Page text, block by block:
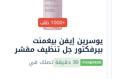
+1000 طلب
يوسرين إيفن بيغمنت
بيرفكتور جل تنظيف مقشر
2%، 200 مل 30 دقيقة تصلك في